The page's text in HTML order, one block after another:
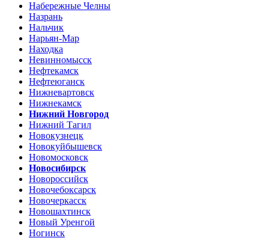
Набережные Челны
Назрань
Нальчик
Нарьян-Мар
Находка
Невинномысск
Нефтекамск
Нефтеюганск
Нижневартовск
Нижнекамск
Нижний Новгород
Нижний Тагил
Новокузнецк
Новокуйбышевск
Новомосковск
Новосибирск
Новороссийск
Новочебоксарск
Новочеркасск
Новошахтинск
Новый Уренгой
Ногинск